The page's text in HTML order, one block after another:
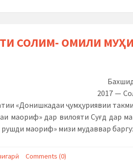
СОЛИМ- ОМИЛИ
2017 —
«Донишкадаи ҷумҳуриявии
маориф» дар вилояти Суғд дар
маориф» мизи мудаввар
Comments (0)